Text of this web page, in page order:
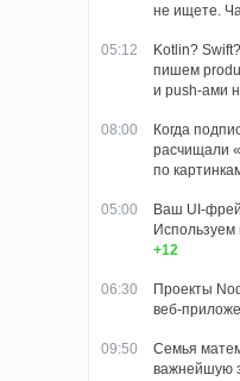
не ищете.
05:12
Kotlin?
пишем
и push-ами
08:00
Когда
расчищали
по
05:00
Ваш UI-
Используем
+12
06:30
Проекты
веб-
09:50
Семья
важнейшую